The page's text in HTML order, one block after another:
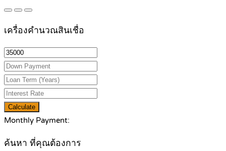
เครื่องคำนวณสินเชื่อ
Calculate
Monthly Payment:
ค้นหา ที่คุณต้องการ